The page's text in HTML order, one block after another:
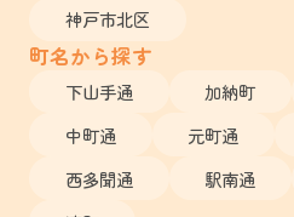
神戸市北区
町名から探す
下山手通 加納町
中町通
元町通
西多聞通
駅南通